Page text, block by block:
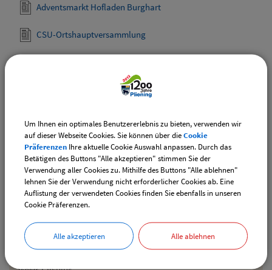
Gemeinde Pliening
Geltinger Str. 18
85652 Pliening
Adventsmarkt Hofladen Burghart
CSU-Ortshauptversammlung
Den gewählten Termin als VCS-Kalenderdatei
Den gewählten Termin als iCal-Kalenderdatei
downloaden
Drucken
Um Ihnen ein optimales Benutzererlebnis zu bieten, verwenden wir
auf dieser Webseite Cookies. Sie können über dieCookie
Präferenzen Ihre aktuelle Cookie Auswahl anpassen. Durch das
Betätigen des Buttons "Alle akzeptieren" stimmen Sie der
Verwendung aller Cookies zu. Mithilfe des Buttons "Alle ablehnen"
lehnen Sie der Verwendung nicht erforderlicher Cookies ab. Eine
Auflistung der verwendeten Cookies finden Sie ebenfalls in unseren
Cookie Präferenzen.
Alle akzeptieren Alle ablehnen